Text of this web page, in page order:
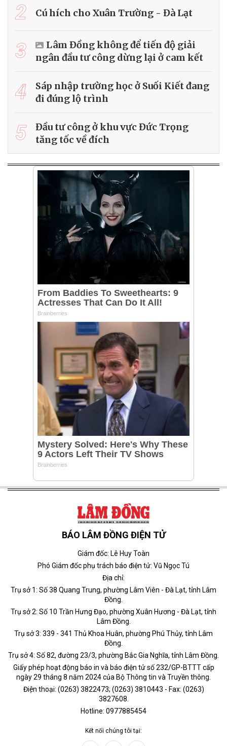
2 Cú hích cho Xuân Trường - Đà Lạt
3
Lâm Đồng không để tiến độ giải
ngân đầu tư công dừng lại ở cam kết
4
Sáp nhập trường học ở Suối Kiết đang
đi đúng lộ trình
5
Đầu tư công ở khu vực Đức Trọng
tăng tốc về đích
BÁO LÂM ĐỒNG ĐIỆN TỬ
Giám đốc: Lê Huy Toàn
Phó Giám đốc phụ trách báo điện tử: Vũ Ngọc Tú
Địa chỉ:
Trụ sở 1: Số 38 Quang Trung, phường Lâm Viên - Đà Lạt, tỉnh Lâm
Đồng.
Trụ sở 2: Số 10 Trần Hưng Đạo, phường Xuân Hương - Đà Lạt, tỉnh
Lâm Đồng.
Trụ sở 3: 339 - 341 Thủ Khoa Huân, phường Phú Thủy, tỉnh Lâm
Đồng.
Trụ sở 4: Số 82, đường 23/3, phường Bắc Gia Nghĩa, tỉnh Lâm Đồng.
Giấy phép hoạt động báo in và báo điện tử số 232/GP-BTTT cấp
ngày 29 tháng 8 năm 2024 của Bộ Thông tin và Truyền thông.
Điện thoại: (0263) 3822473; (0263) 3810443 - Fax: (0263)
3827608.
Hotline: 0977885454
Kết nối chúng tôi tại: